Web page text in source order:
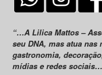
“…A Lilica Mattos –
seu DNA, mas atua
gastronomia,
mídias e redes